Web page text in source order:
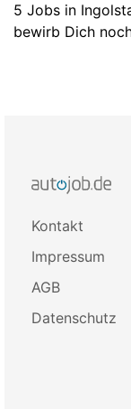
5 Jobs in
bewirb Dich
Kontakt
Impressum
AGB
Datenschutz